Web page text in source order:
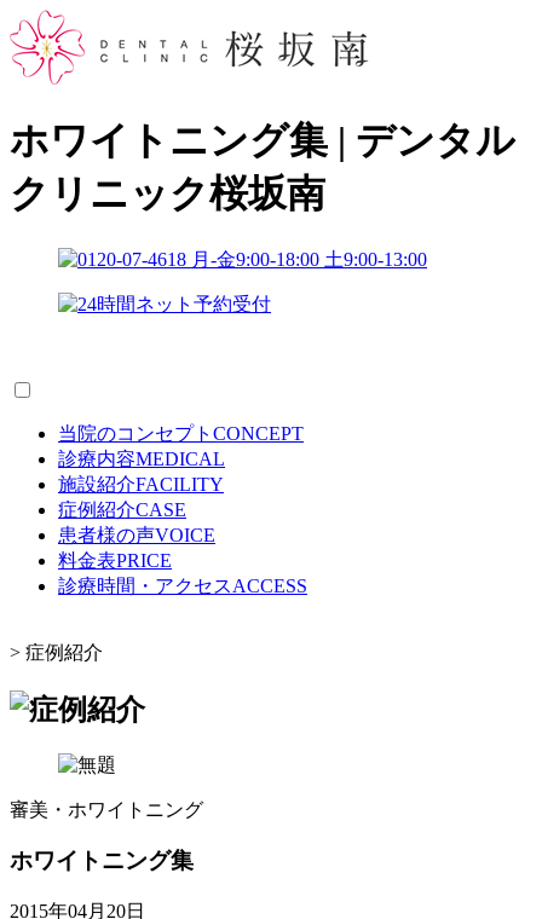
ホワイトニング集 | デンタル
クリニック桜坂南
当院のコンセプト CONCEPT
診療内容MEDICAL
施設紹介FACILITY
症例紹介CASE
患者様の声VOICE
料金表PRICE
診療時間・アクセスACCESS
> 症例紹介
審美・ホワイトニング
ホワイトニング集
2015年04月20日